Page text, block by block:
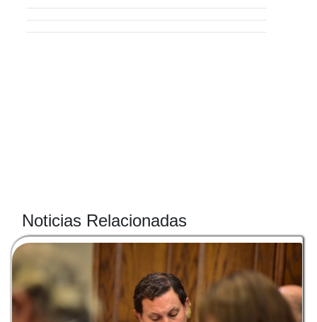
Noticias Relacionadas